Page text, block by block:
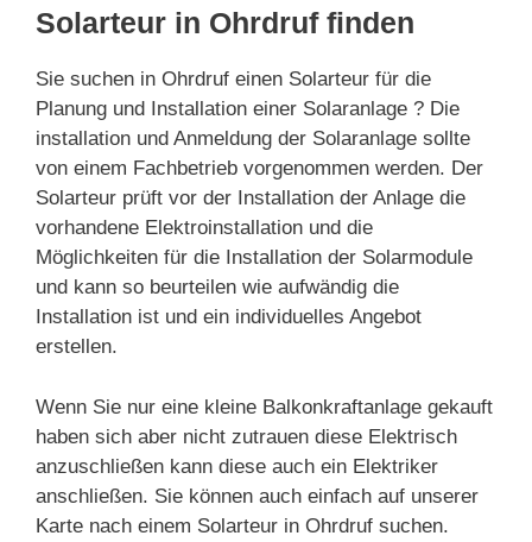
Solarteur in Ohrdruf finden
Sie suchen in Ohrdruf einen Solarteur für die
Planung und Installation einer Solaranlage ? Die
installation und Anmeldung der Solaranlage sollte
von einem Fachbetrieb vorgenommen werden. Der
Solarteur prüft vor der Installation der Anlage die
vorhandene Elektroinstallation und die
Möglichkeiten für die Installation der Solarmodule
und kann so beurteilen wie aufwändig die
Installation ist und ein individuelles Angebot
erstellen.
Wenn Sie nur eine kleine Balkonkraftanlage gekauft
haben sich aber nicht zutrauen diese Elektrisch
anzuschließen kann diese auch ein Elektriker
anschließen. Sie können auch einfach auf unserer
Karte nach einem Solarteur in Ohrdruf suchen.